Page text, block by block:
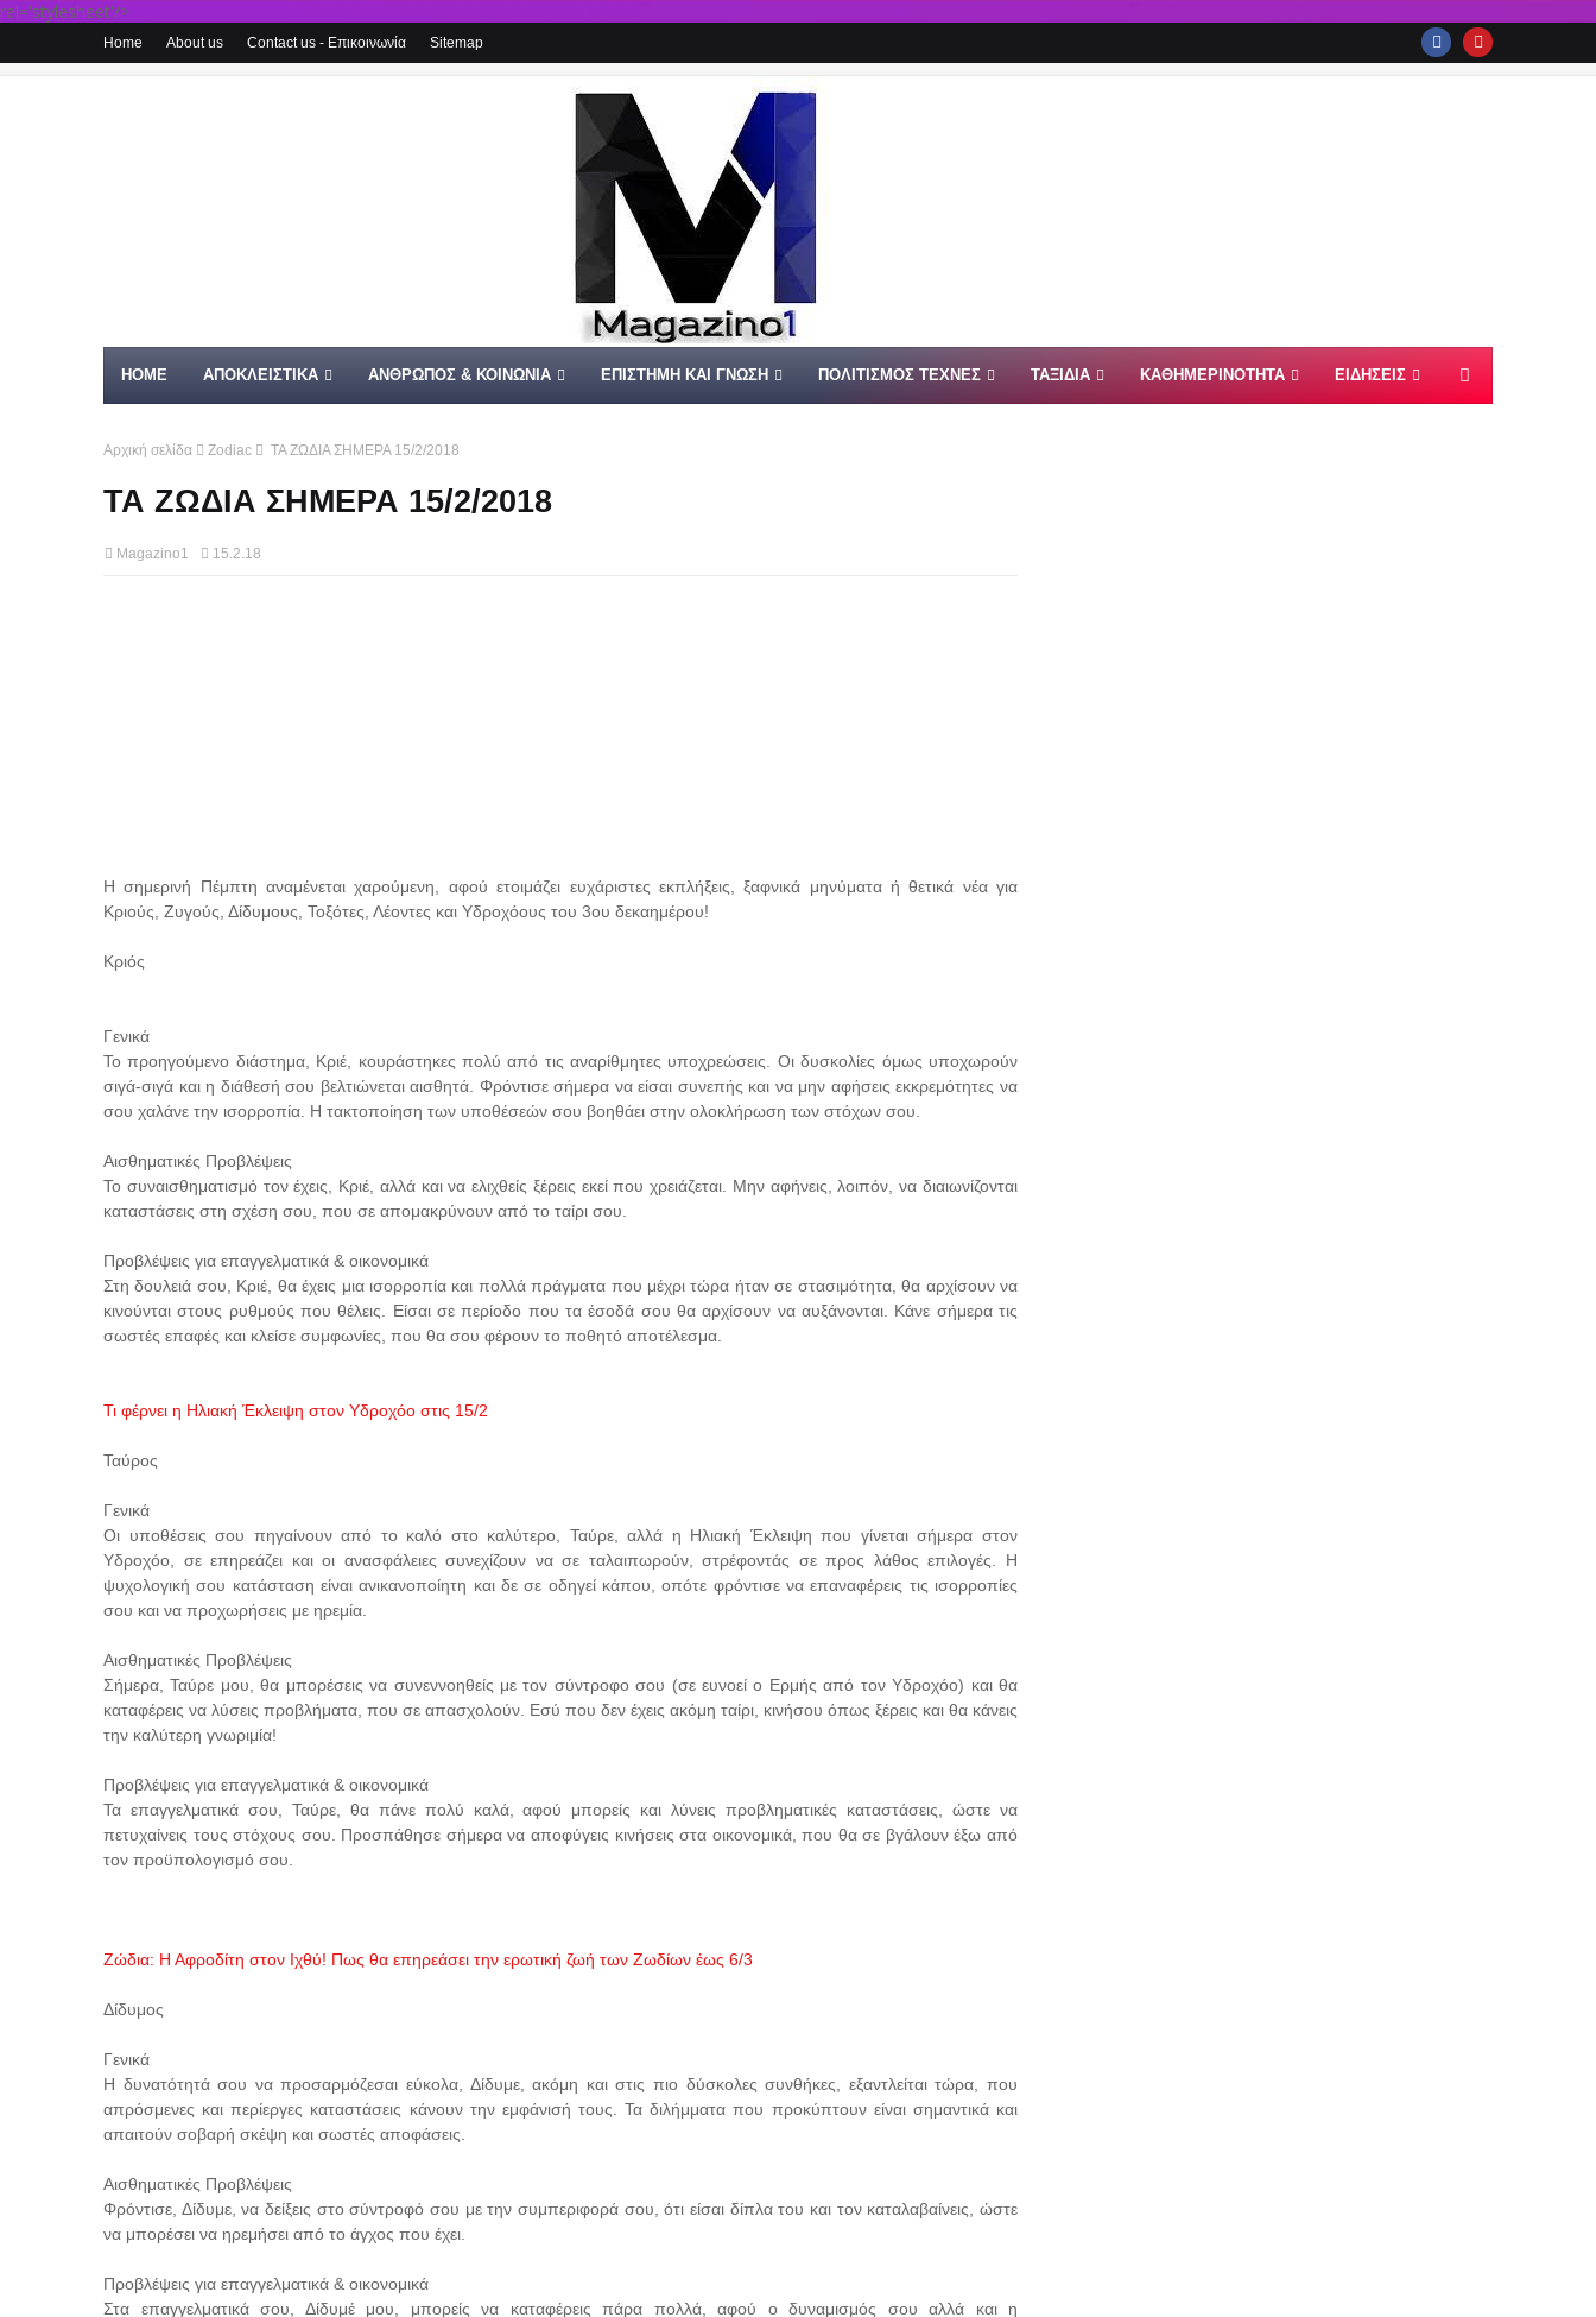
rel='stylesheet'/>
Home About us Contact us - Επικοινωνία Sitemap
HOME ΑΠΟΚΛΕΙΣΤΙΚΑ ΑΝΘΡΩΠΟΣ & ΚΟΙΝΩΝΙΑ ΕΠΙΣΤΗΜΗ ΚΑΙ ΓΝΩΣΗ ΠΟΛΙΤΙΣΜΟΣ ΤΕΧΝΕΣ ΤΑΞΙΔΙΑ ΚΑΘΗΜΕΡΙΝΟΤΗΤΑ ΕΙΔΗΣΕΙΣ
Αρχική σελίδα Zodiac ΤΑ ΖΩΔΙΑ ΣΗΜΕΡΑ 15/2/2018
ΤΑ ΖΩΔΙΑ ΣΗΜΕΡΑ 15/2/2018
Magazino1 15.2.18
Η σημερινή Πέμπτη αναμένεται χαρούμενη, αφού ετοιμάζει ευχάριστες εκπλήξεις, ξαφνικά μηνύματα ή θετικά νέα για
Κριούς, Ζυγούς, Δίδυμους, Τοξότες, Λέοντες και Υδροχόους του 3ου δεκαημέρου!
Κριός
Γενικά
Το προηγούμενο διάστημα, Κριέ, κουράστηκες πολύ από τις αναρίθμητες υποχρεώσεις. Οι δυσκολίες όμως υποχωρούν
σιγά-σιγά και η διάθεσή σου βελτιώνεται αισθητά. Φρόντισε σήμερα να είσαι συνεπής και να μην αφήσεις εκκρεμότητες να
σου χαλάνε την ισορροπία. Η τακτοποίηση των υποθέσεών σου βοηθάει στην ολοκλήρωση των στόχων σου.
Αισθηματικές Προβλέψεις
Το συναισθηματισμό τον έχεις, Κριέ, αλλά και να ελιχθείς ξέρεις εκεί που χρειάζεται. Μην αφήνεις, λοιπόν, να διαιωνίζονται
καταστάσεις στη σχέση σου, που σε απομακρύνουν από το ταίρι σου.
Προβλέψεις για επαγγελματικά & οικονομικά
Στη δουλειά σου, Κριέ, θα έχεις μια ισορροπία και πολλά πράγματα που μέχρι τώρα ήταν σε στασιμότητα, θα αρχίσουν να
κινούνται στους ρυθμούς που θέλεις. Είσαι σε περίοδο που τα έσοδά σου θα αρχίσουν να αυξάνονται. Κάνε σήμερα τις
σωστές επαφές και κλείσε συμφωνίες, που θα σου φέρουν το ποθητό αποτέλεσμα.
Τι φέρνει η Ηλιακή Έκλειψη στον Υδροχόο στις 15/2
Ταύρος
Γενικά
Οι υποθέσεις σου πηγαίνουν από το καλό στο καλύτερο, Ταύρε, αλλά η Ηλιακή Έκλειψη που γίνεται σήμερα στον
Υδροχόο, σε επηρεάζει και οι ανασφάλειες συνεχίζουν να σε ταλαιπωρούν, στρέφοντάς σε προς λάθος επιλογές. Η
ψυχολογική σου κατάσταση είναι ανικανοποίητη και δε σε οδηγεί κάπου, οπότε φρόντισε να επαναφέρεις τις ισορροπίες
σου και να προχωρήσεις με ηρεμία.
Αισθηματικές Προβλέψεις
Σήμερα, Ταύρε μου, θα μπορέσεις να συνεννοηθείς με τον σύντροφο σου (σε ευνοεί ο Ερμής από τον Υδροχόο) και θα
καταφέρεις να λύσεις προβλήματα, που σε απασχολούν. Εσύ που δεν έχεις ακόμη ταίρι, κινήσου όπως ξέρεις και θα κάνεις
την καλύτερη γνωριμία!
Προβλέψεις για επαγγελματικά & οικονομικά
Τα επαγγελματικά σου, Ταύρε, θα πάνε πολύ καλά, αφού μπορείς και λύνεις προβληματικές καταστάσεις, ώστε να
πετυχαίνεις τους στόχους σου. Προσπάθησε σήμερα να αποφύγεις κινήσεις στα οικονομικά, που θα σε βγάλουν έξω από
τον προϋπολογισμό σου.
Ζώδια: Η Αφροδίτη στον Ιχθύ! Πως θα επηρεάσει την ερωτική ζωή των Ζωδίων έως 6/3
Δίδυμος
Γενικά
Η δυνατότητά σου να προσαρμόζεσαι εύκολα, Δίδυμε, ακόμη και στις πιο δύσκολες συνθήκες, εξαντλείται τώρα, που
απρόσμενες και περίεργες καταστάσεις κάνουν την εμφάνισή τους. Τα διλήμματα που προκύπτουν είναι σημαντικά και
απαιτούν σοβαρή σκέψη και σωστές αποφάσεις.
Αισθηματικές Προβλέψεις
Φρόντισε, Δίδυμε, να δείξεις στο σύντροφό σου με την συμπεριφορά σου, ότι είσαι δίπλα του και τον καταλαβαίνεις, ώστε
να μπορέσει να ηρεμήσει από το άγχος που έχει.
Προβλέψεις για επαγγελματικά & οικονομικά
Στα επαγγελματικά σου, Δίδυμέ μου, μπορείς να καταφέρεις πάρα πολλά, αφού ο δυναμισμός σου αλλά και η